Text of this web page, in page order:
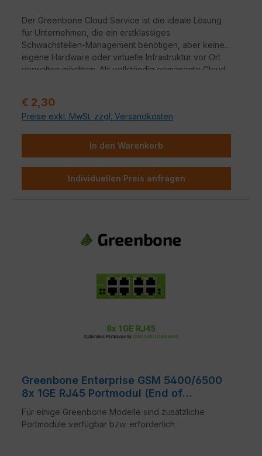
Der Greenbone Cloud Service ist die ideale Lösung
für Unternehmen, die ein erstklassiges
Schwachstellen-Management benötigen, aber keine
eigene Hardware oder virtuelle Infrastruktur vor Ort
verwalten möchten. Als vollständig gemanagte Cloud-
Security Intelligence – bei maximaler Flexibilität und
minimalem Administrationsaufwand.
Regulärer Preis:
€ 2,30
Preise exkl. MwSt. zzgl. Versandkosten
In den Warenkorb
Individuellen Preis anfragen
Greenbone Enterprise GSM 5400/6500
8x 1GE RJ45 Portmodul (End of
Sale/Life)
Für einige Greenbone Modelle sind zusätzliche
Portmodule verfügbar bzw. erforderlich